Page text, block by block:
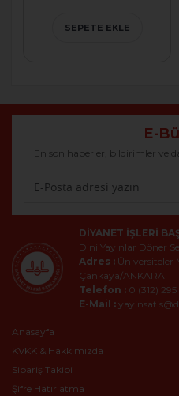
SEPETE EKLE
E-
En son haberler, bildirimler ve
DIYANET İŞLERI
Dini Yayınlar Döner
Adres : Üniversiteler
Çankaya/ANKARA
Telefon : 0 (312) 295
E-Mail :
Anasayfa
KVKK & Hakkımızda
Sipariş Takibi
Şifre Hatırlatma